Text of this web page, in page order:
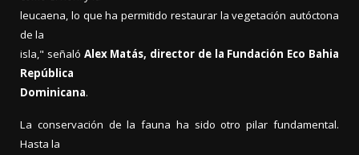
leucaena, lo que ha permitido restaurar la vegetación autóctona
de la
isla," señaló Alex Matás, director de la Fundación Eco Bahia
República
Dominicana.
La conservación de la fauna ha sido otro pilar fundamental.
Hasta la